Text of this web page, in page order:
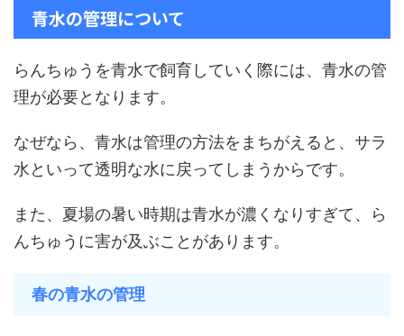
青水の管理について
らんちゅうを青水で飼育していく際には、青水の管
理が必要となります。
なぜなら、青水は管理の方法をまちがえると、サラ
水といって透明な水に戻ってしまうからです。
また、夏場の暑い時期は青水が濃くなりすぎて、ら
んちゅうに害が及ぶことがあります。
春の青水の管理